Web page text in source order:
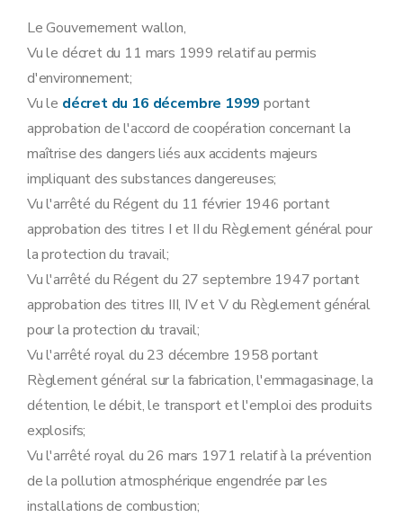
Art. 15
Art. 17
Sous-section 4
Art. 18
Sous-section 5 Contenu du permis d'environnement
Art. 19
Sous-section 6
Modalités d'instruction des recours dirigés contre les décisions relatives aux demandes de permis d'environnement
Art. 20
Art. 21
Art. 22
Art. 23
Art. 24
Art. 25
Art. 26
Sous-section 7
Tenue des registres des permis d'environnement
Art. 27
Art. 28
Art. 29
Section 2
Procédure d'octroi du permis unique
Sous-section première Introduction de la demande
Art. 30
Art. 31
Art. 32
Art. 34
Sous-section 2 Enquête publique
Art. 35
Art. 36
Le Gouvernement wallon,
Vu le décret du 11 mars 1999 relatif au permis
d'environnement;
Vu le décret du 16 décembre 1999 portant
approbation de l'accord de coopération concernant la
maîtrise des dangers liés aux accidents majeurs
impliquant des substances dangereuses;
Vu l'arrêté du Régent du 11 février 1946 portant
approbation des titres I et II du Règlement général pour
la protection du travail;
Vu l'arrêté du Régent du 27 septembre 1947 portant
approbation des titres III, IV et V du Règlement général
pour la protection du travail;
Vu l'arrêté royal du 23 décembre 1958 portant
Règlement général sur la fabrication, l'emmagasinage, la
détention, le débit, le transport et l'emploi des produits
explosifs;
Vu l'arrêté royal du 26 mars 1971 relatif à la prévention
de la pollution atmosphérique engendrée par les
installations de combustion;